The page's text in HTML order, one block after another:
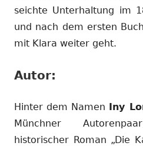
seichte Unterhaltung im
und nach dem ersten
mit Klara weiter geht.
Autor:
Hinter dem Namen Iny
Münchner
historischer Roman „Die